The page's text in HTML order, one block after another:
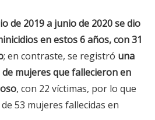
de 2019 a junio de 2020 se dio
en estos 6 años, con 31
; en contraste, se registró una
mujeres que fallecieron en
, con 22 víctimas, por lo que
53 mujeres fallecidas en